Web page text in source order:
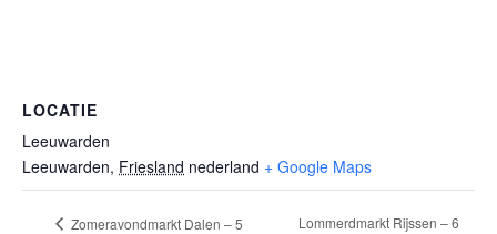
LOCATIE
Leeuwarden
Leeuwarden, Friesland nederland + Google Maps
Zomeravondmarkt Dalen – 5
Lommerdmarkt Rijssen – 6